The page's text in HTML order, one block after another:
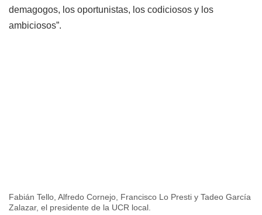
demagogos, los oportunistas, los codiciosos y los
ambiciosos”.
Fabián Tello, Alfredo Cornejo, Francisco Lo Presti y Tadeo García
Zalazar, el presidente de la UCR local.